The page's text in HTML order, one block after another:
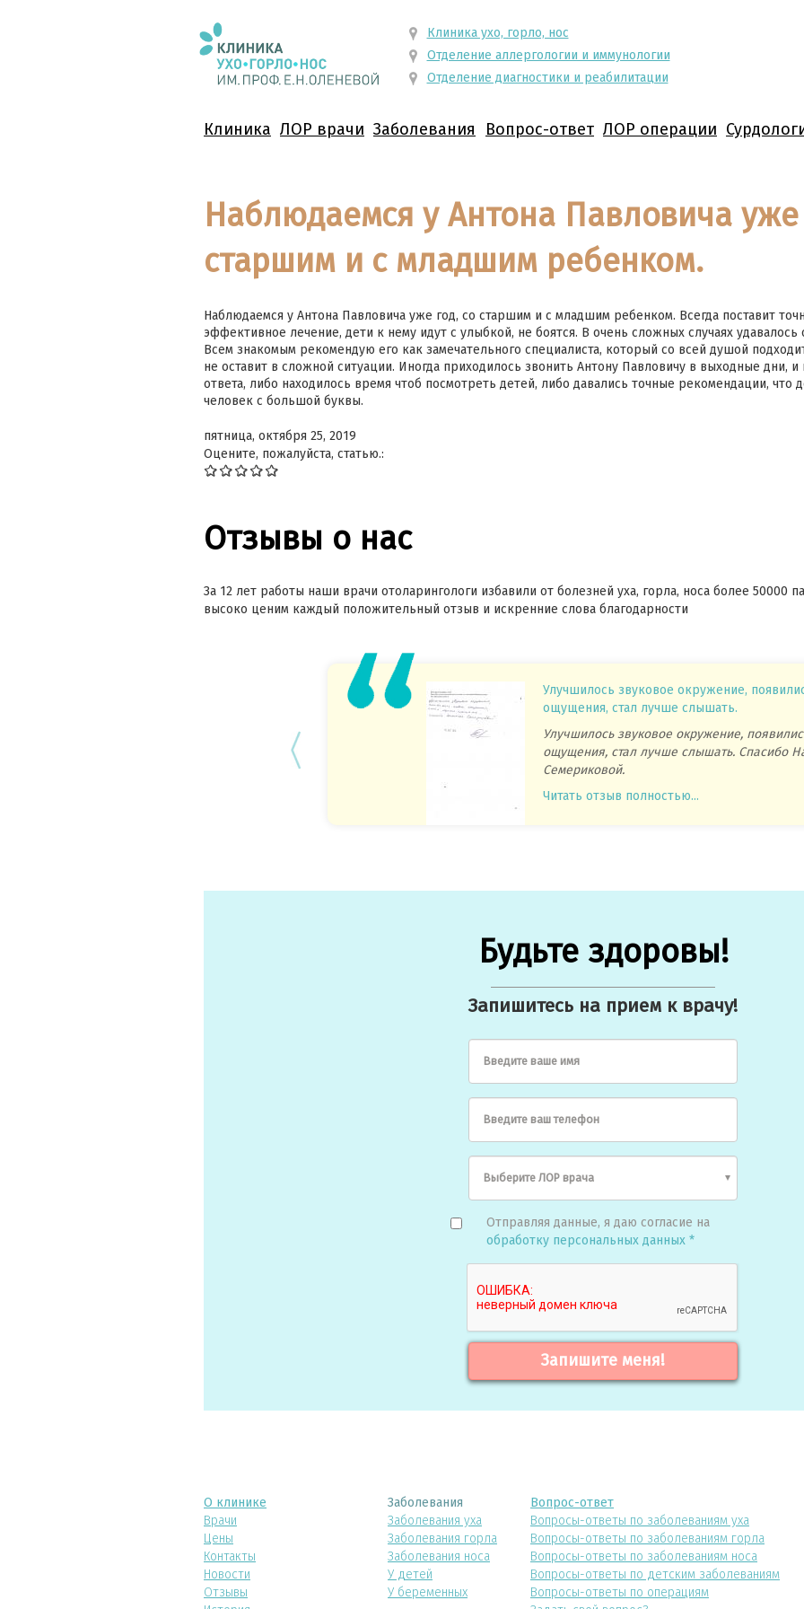
Клиника ухо, горло, нос
Отделение аллергологии и иммунологии
Отделение диагностики и реабилитации
Клиника ЛОР врачи Заболевания Вопрос-ответ ЛОР операции
Наблюдаемся у Антона Павловича уже
старшим и с младшим ребенком.
Наблюдаемся у Антона Павловича уже год, со старшим и с младшим ребенком. Всегда поставит
эффективное лечение, дети к нему идут с улыбкой, не боятся. В очень сложных случаях удавалось
Всем знакомым рекомендую его как замечательного специалиста, который со всей душой
не оставит в сложной ситуации. Иногда приходилось звонить Антону Павловичу в выходные дни, и
ответа, либо находилось время чтоб посмотреть детей, либо давались точные рекомендации, что
человек с большой буквы.
пятница, октября 25, 2019
Оцените, пожалуйста, статью.:
Отзывы о нас
За 12 лет работы наши врачи отоларингологи избавили от болезней уха, горла, носа более 50000
высоко ценим каждый положительный отзыв и искренние слова благодарности
Улучшилось звуковое окружение,
ощущения, стал лучше слышать.
Улучшилось звуковое окружение,
ощущения, стал лучше слышать. Спасибо
Семериковой.
Читать отзыв полностью...
Будьте здоровы!
Запишитесь на прием к врачу!
Введите ваше имя
Введите ваш телефон
Отправляя данные, я даю согласие на
обработку персональных данных *
Запишите меня!
О клинике
Врачи
Цены
Контакты
Новости
Отзывы
Заболевания
Заболевания уха
Заболевания горла
Заболевания носа
У детей
У беременных
Вопрос-ответ
Вопросы-ответы по заболеваниям уха
Вопросы-ответы по заболеваниям горла
Вопросы-ответы по заболеваниям носа
Вопросы-ответы по детским заболеваниям
Вопросы-ответы по операциям